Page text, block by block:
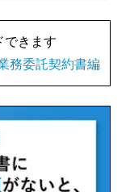
できます
務委託契約書編